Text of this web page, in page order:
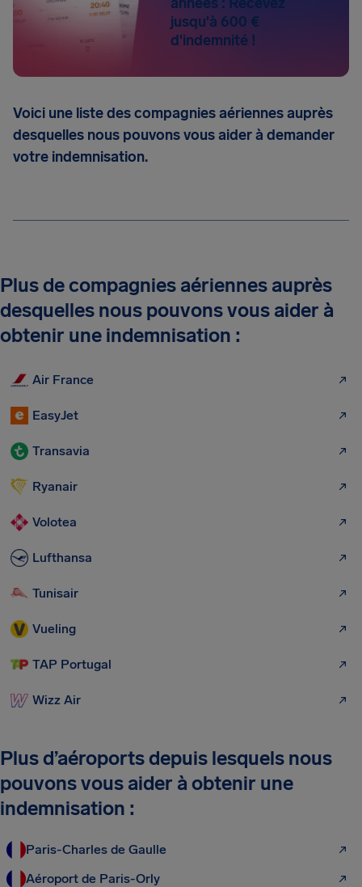
jusqu'à 600 €
d'indemnité !
Voici une liste des compagnies aériennes auprès
desquelles nous pouvons vous aider à demander
votre indemnisation.
Plus de compagnies aériennes auprès
desquelles nous pouvons vous aider à
obtenir une indemnisation :
Air France
EasyJet
Transavia
Ryanair
Volotea
Lufthansa
Tunisair
Vueling
TAP Portugal
Wizz Air
Plus d’aéroports depuis lesquels nous
pouvons vous aider à obtenir une
indemnisation :
Paris-Charles de Gaulle
Aéroport de Paris-Orly